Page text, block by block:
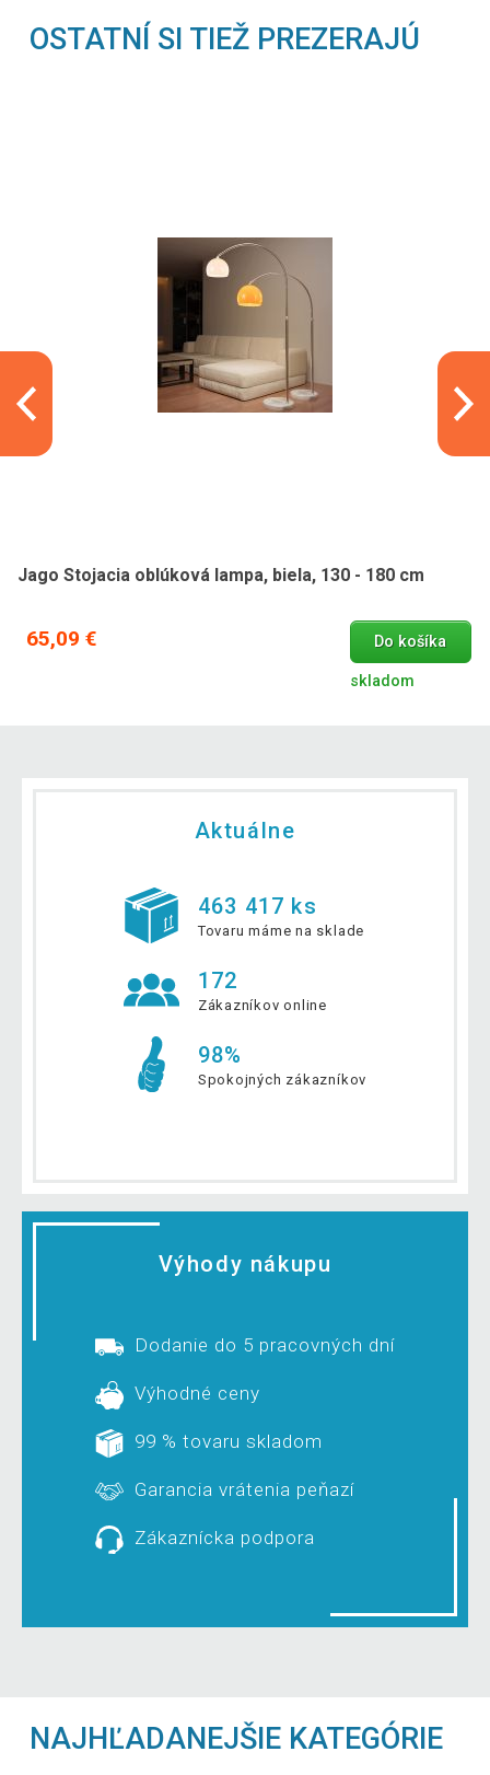
OSTATNÍ SI TIEŽ PREZERAJÚ
Jago Stojacia oblúková lampa, biela, 130 - 180 cm
65,09 € Do košíka
skladom
Aktuálne
463 417 ks
Tovaru máme na sklade
172
Zákazníkov online
98%
Spokojných zákazníkov
Výhody nákupu
Dodanie do 5 pracovných dní
Výhodné ceny
99 % tovaru skladom
Garancia vrátenia peňazí
Zákaznícka podpora
NAJHĽADANEJŠIE KATEGÓRIE